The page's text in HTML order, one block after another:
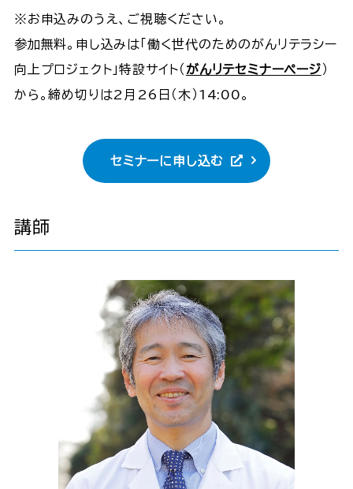
※お申込みのうえ、ご視聴ください。
参加無料。申し込みは「働く世代のためのがんリテラシー
向上プロジェクト」特設サイト（ がんリテセミナーページ）
から。締め切りは2月26日（木）14:00。
セミナーに申し込む
講師